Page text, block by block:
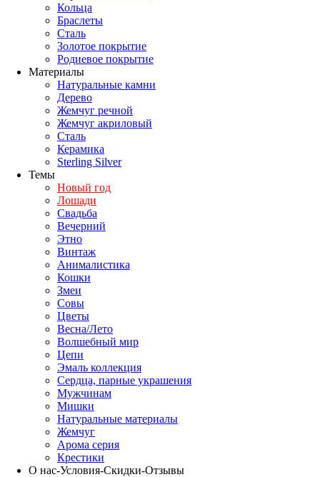
Кольца
Браслеты
Сталь
Золотое покрытие
Родиевое покрытие
Материалы
Натуральные камни
Дерево
Жемчуг речной
Жемчуг акриловый
Сталь
Керамика
Sterling Silver
Темы
Новый год
Лошади
Свадьба
Вечерний
Этно
Винтаж
Анималистика
Кошки
Змеи
Совы
Цветы
Весна/Лето
Волшебный мир
Цепи
Эмаль коллекция
Сердца, парные украшения
Мужчинам
Мишки
Натуральные материалы
Жемчуг
Арома серия
Крестики
О нас-Условия-Скидки-Отзывы